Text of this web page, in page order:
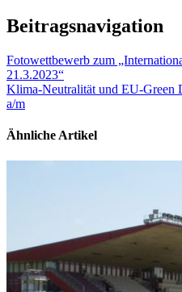
Beitragsnavigation
Fotowettbewerb zum
21.3.2023“
Klima-Neutralität und EU-Green
a/m
Ähnliche Artikel